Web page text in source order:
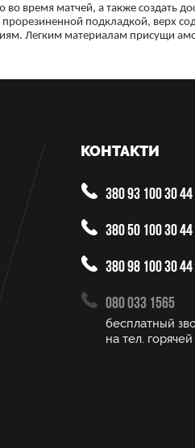
время матчей, а также создать
подкладкой, верх
Легким материалам присущи
КОНТАКТИ
380 93 100 30 44
380 50 100 30 44
380 98 100 30 44
080 033 1565
бесплатный
на тел.